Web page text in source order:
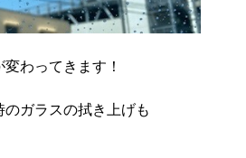
わってきます！
ガラスの拭き上げも